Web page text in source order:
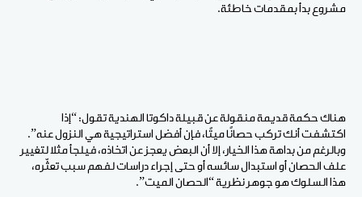
مشروع بدأ بمقدمات خاطئة.
هناك حكمة قديمة منقولة عن قبيلة داكوتا الهندية تقول: “إذا
اكتشفت أنك تركب حصانًا ميتًا، فإن أفضل استراتيجية هي النزول عنه”.
وبالرغم من بداهة هذا الخيار، إلا أن البعض يعجز عن اتخاذه، فيلجأ مثلا لتغيير
علف الحصان أو استبدال سائسه أو حتى إجراء دراسات لفهم سبب تعثّره،
هذا السلوك هو جوهر نظرية “الحصان الميت”.